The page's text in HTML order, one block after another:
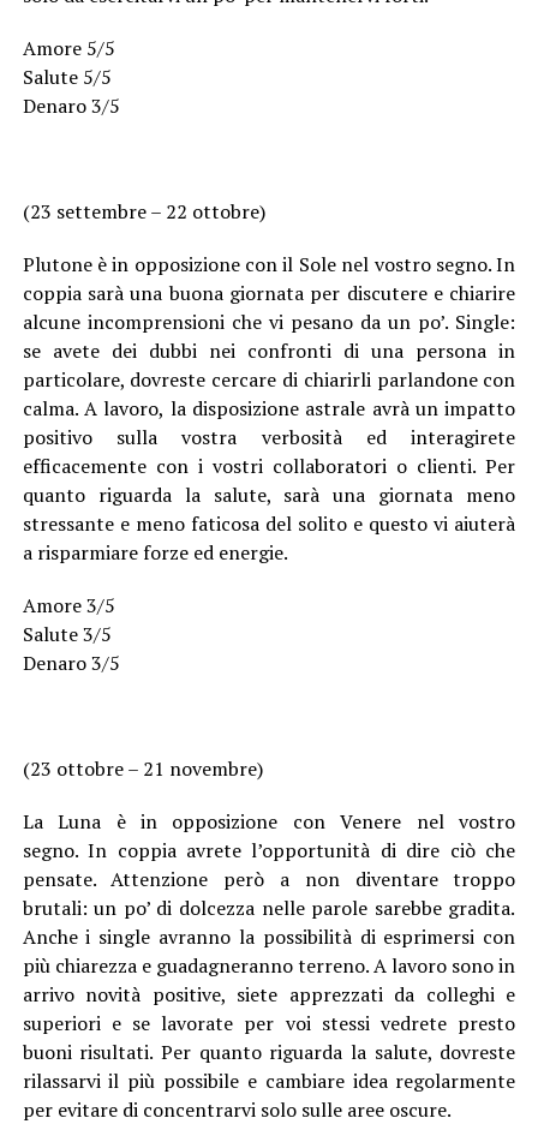
Amore 5/5
Salute 5/5
Denaro 3/5
(23 settembre – 22 ottobre)
Plutone è in opposizione con il Sole nel vostro segno. In
coppia sarà una buona giornata per discutere e chiarire
alcune incomprensioni che vi pesano da un po’. Single:
se avete dei dubbi nei confronti di una persona in
particolare, dovreste cercare di chiarirli parlandone con
calma. A lavoro, la disposizione astrale avrà un impatto
positivo sulla vostra verbosità ed interagirete
efficacemente con i vostri collaboratori o clienti. Per
quanto riguarda la salute, sarà una giornata meno
stressante e meno faticosa del solito e questo vi aiuterà
a risparmiare forze ed energie.
Amore 3/5
Salute 3/5
Denaro 3/5
(23 ottobre – 21 novembre)
La Luna è in opposizione con Venere nel vostro
segno. In coppia avrete l’opportunità di dire ciò che
pensate. Attenzione però a non diventare troppo
brutali: un po’ di dolcezza nelle parole sarebbe gradita.
Anche i single avranno la possibilità di esprimersi con
più chiarezza e guadagneranno terreno. A lavoro sono in
arrivo novità positive, siete apprezzati da colleghi e
superiori e se lavorate per voi stessi vedrete presto
buoni risultati. Per quanto riguarda la salute, dovreste
rilassarvi il ​​più possibile e cambiare idea regolarmente
per evitare di concentrarvi solo sulle aree oscure.